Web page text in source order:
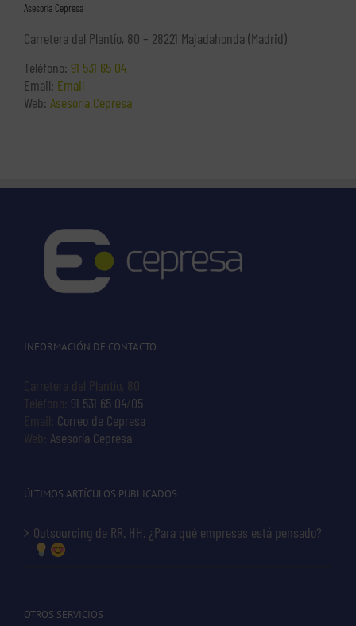
Asesoría Cepresa
Carretera del Plantío, 80 – 28221 Majadahonda (Madrid)
Teléfono: 91 531 65 04
Email: Email
Web: Asesoría Cepresa
INFORMACIÓN DE CONTACTO
Carretera del Plantío, 80
Teléfono: 91 531 65 04 05
Email: Correo de Cepresa
Web: Asesoría Cepresa
ÚLTIMOS ARTÍCULOS PUBLICADOS
Outsourcing de RR. HH. ¿Para qué empresas está pensado?
OTROS SERVICIOS